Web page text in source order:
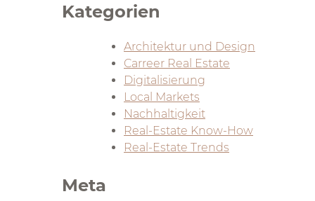
Kategorien
Architektur und Design
Carreer Real Estate
Digitalisierung
Local Markets
Nachhaltigkeit
Real-Estate Know-How
Real-Estate Trends
Meta